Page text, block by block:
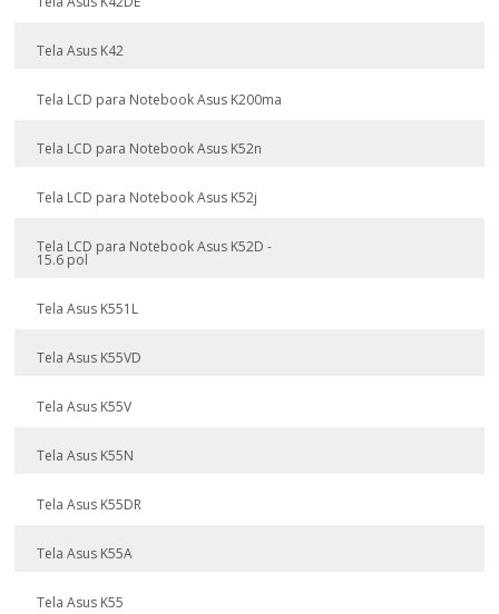
Tela Asus K42
Tela LCD para Notebook Asus K200ma
Tela LCD para Notebook Asus K52n
Tela LCD para Notebook Asus K52j
Tela LCD para Notebook Asus K52D -
15.6 pol
Tela Asus K551L
Tela Asus K55VD
Tela Asus K55V
Tela Asus K55N
Tela Asus K55DR
Tela Asus K55A
Tela Asus K55